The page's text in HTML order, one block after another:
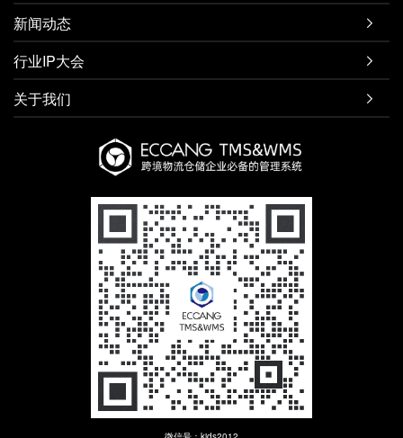
新闻动态 
行业IP大会 
关于我们 